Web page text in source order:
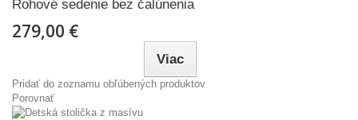
Rohové sedenie bez čalúnenia
279,00 €
Viac
Pridať do zoznamu obľúbených produktov
Porovnať